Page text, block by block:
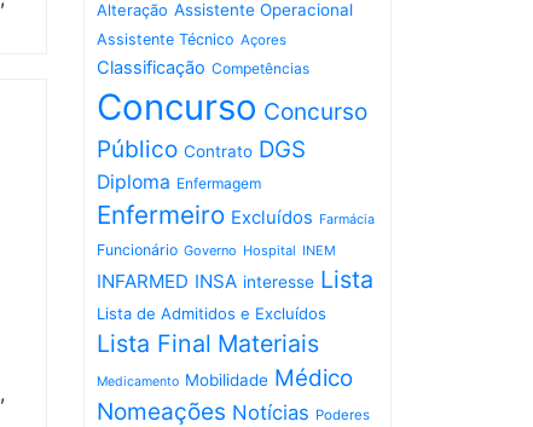
,
Alteração Assistente Operacional
Assistente Técnico Açores
Classificação Competências
Concurso Concurso
Público Contrato DGS
Diploma Enfermagem
Enfermeiro Excluídos Farmácia
Funcionário Governo Hospital INEM
INFARMED INSA interesse Lista
Lista de Admitidos e Excluídos
Lista Final Materiais
Medicamento Mobilidade Médico
Nomeações Notícias Poderes